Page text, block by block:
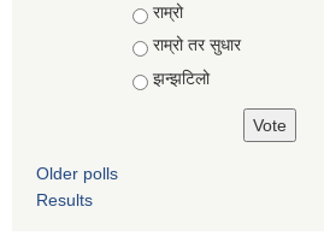
राम्रो
राम्रो तर सुधार
झन्झटिलो
Older polls
Results